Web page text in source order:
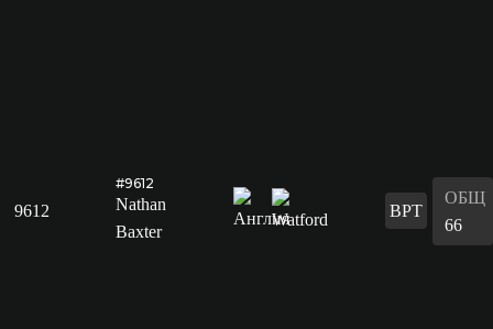
9612
#9612
Nathan
Baxter
ВРТ
ОБЩ
66